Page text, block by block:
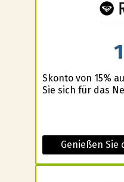
Skonto von 15%
Sie sich für das
Genießen Sie